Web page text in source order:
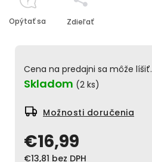
€16,99
€13,81 bez DPH
Cena na predajni sa môže líšiť.
Skladom (2 ks)
Možnosti doručenia
Opýtať sa Zdieľať